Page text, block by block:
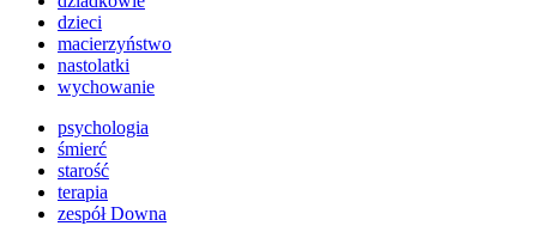
dzieci
macierzyństwo
nastolatki
wychowanie
psychologia
śmierć
starość
terapia
zespół Downa